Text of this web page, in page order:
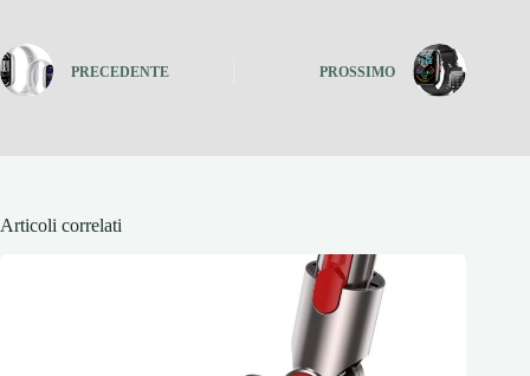
PRECEDENTE PROSSIMO
Articoli correlati